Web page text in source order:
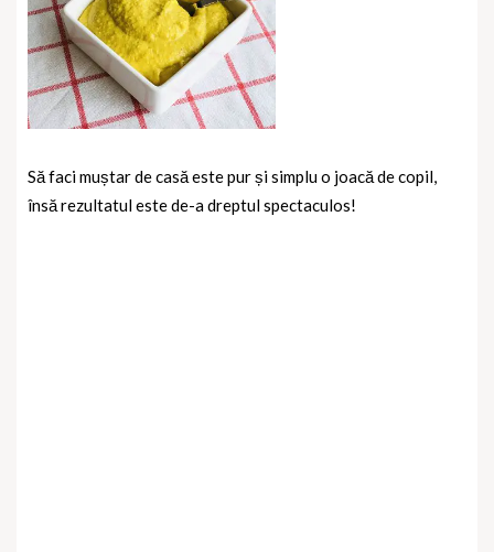
Să faci muștar de casă este pur și simplu o joacă de copil,
însă rezultatul este de-a dreptul spectaculos!